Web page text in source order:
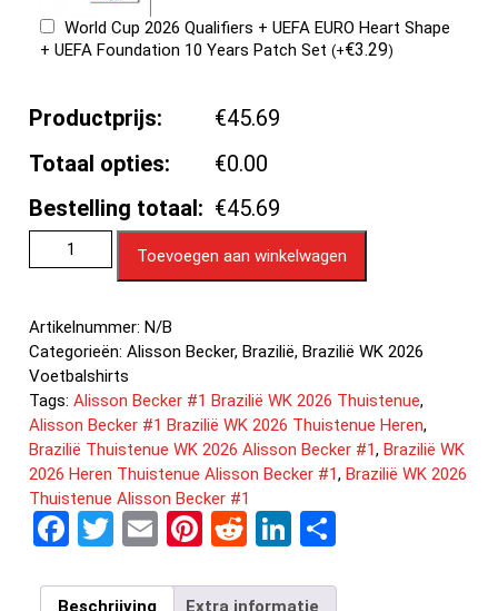
World Cup 2026 Qualifiers + UEFA EURO Heart Shape
+ UEFA Foundation 10 Years Patch Set(+€3.29)
Productprijs:
€45.69
Totaal opties:
€0.00
Bestelling totaal: €45.69
Toevoegen aan winkelwagen
Artikelnummer:N/B
Categorieën:Alisson Becker,Brazilië,Brazilië WK 2026
Voetbalshirts
Tags:Alisson Becker #1 Brazilië WK 2026 Thuistenue,
Alisson Becker #1 Brazilië WK 2026 Thuistenue Heren,
Brazilië Thuistenue WK 2026 Alisson Becker #1,Brazilië WK
2026 Heren Thuistenue Alisson Becker #1,Brazilië WK 2026
Thuistenue Alisson Becker #1
F
ce
T
tt
E
ail
Pi
er
R
d
Li
ke e
Beschrijving Extra informatie